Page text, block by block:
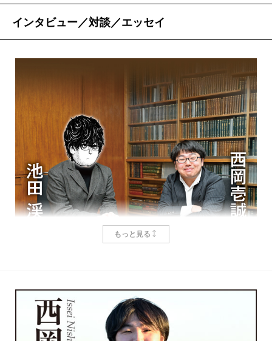
インタビュー／対談／エッセイ
いつか、東京大学で
もっと見る